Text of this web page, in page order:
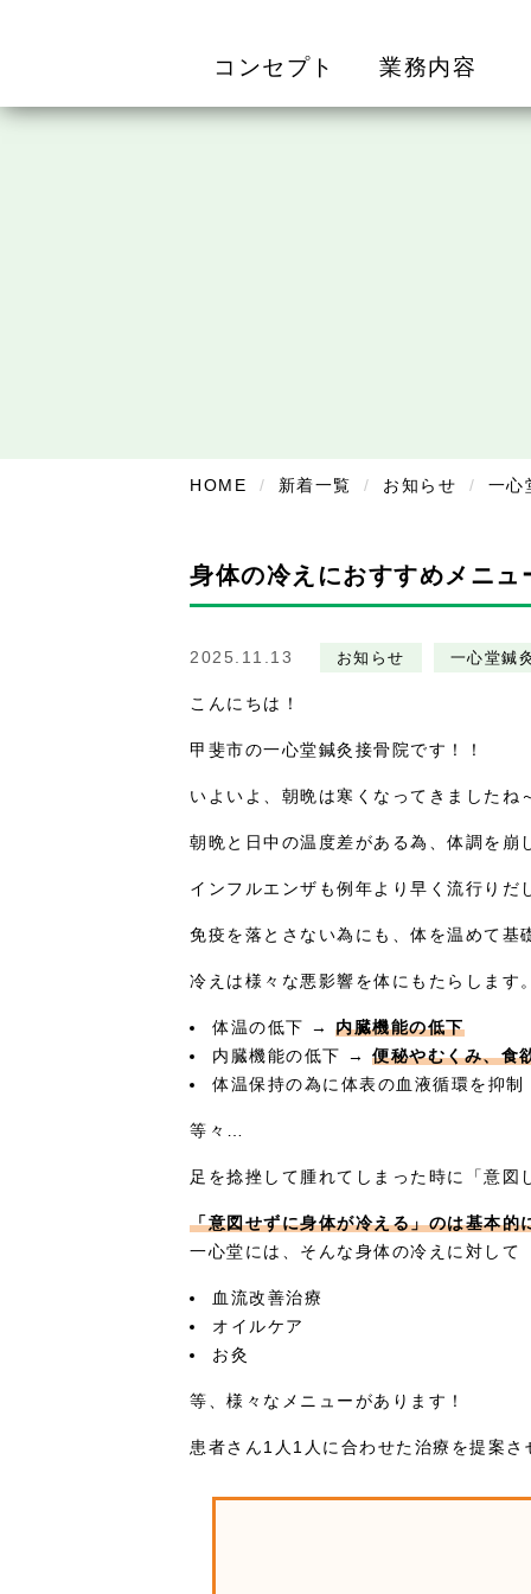
コンセプト 業務内容
HOME 新着一覧 お知らせ 一心
身体の冷えにおすすめメニュ
2025.11.13 お知らせ 一心堂鍼
こんにちは！
甲斐市の一心堂鍼灸接骨院です！！
いよいよ、朝晩は寒くなってきましたね
朝晩と日中の温度差がある為、体調を崩
インフルエンザも例年より早く流行り
免疫を落とさない為にも、体を温めて
冷えは様々な悪影響を体にもたらします
体温の低下 → 内臓機能の低下
内臓機能の低下 → 便秘やむくみ、食
体温保持の為に体表の血液循環を抑
等々…
足を捻挫して腫れてしまった時に「意図
「意図せずに身体が冷える」のは基本的
一心堂には、そんな身体の冷えに対して
血流改善治療
オイルケア
お灸
等、様々なメニューがあります！
患者さん1人1人に合わせた治療を提案